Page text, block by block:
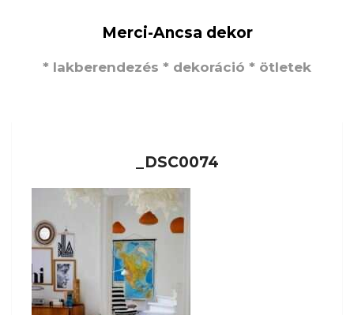
Merci-Ancsa dekor
* lakberendezés * dekoráció * ötletek
_DSC0074